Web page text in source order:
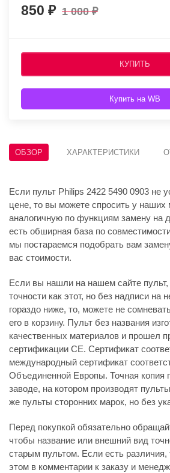
850 1 000
КУПИТЬ
Купить на WB
ОБЗОР ХАРАКТЕРИСТИКИ
Если пульт Philips 2422 5490 0903 не
цене, то вы можете спросить у наших
аналогичную по функциям замену на
есть обширная база по
мы постараемся подобрать вам
вас стоимости.
Если вы нашли на нашем сайте
точности как этот, но без надписи на
гораздо ниже, то, можете не
его в корзину. Пульт без названия
качественных материалов и прошел
сертификации CE. Сертификат
международный сертификат
Объединенной Европы. Точная копия
заводе, на котором производят
же пульты сторонних марок, но без
Перед покупкой обязательно
чтобы название или внешний вид
старым пультом. Если есть
этом в комментарии к заказу и